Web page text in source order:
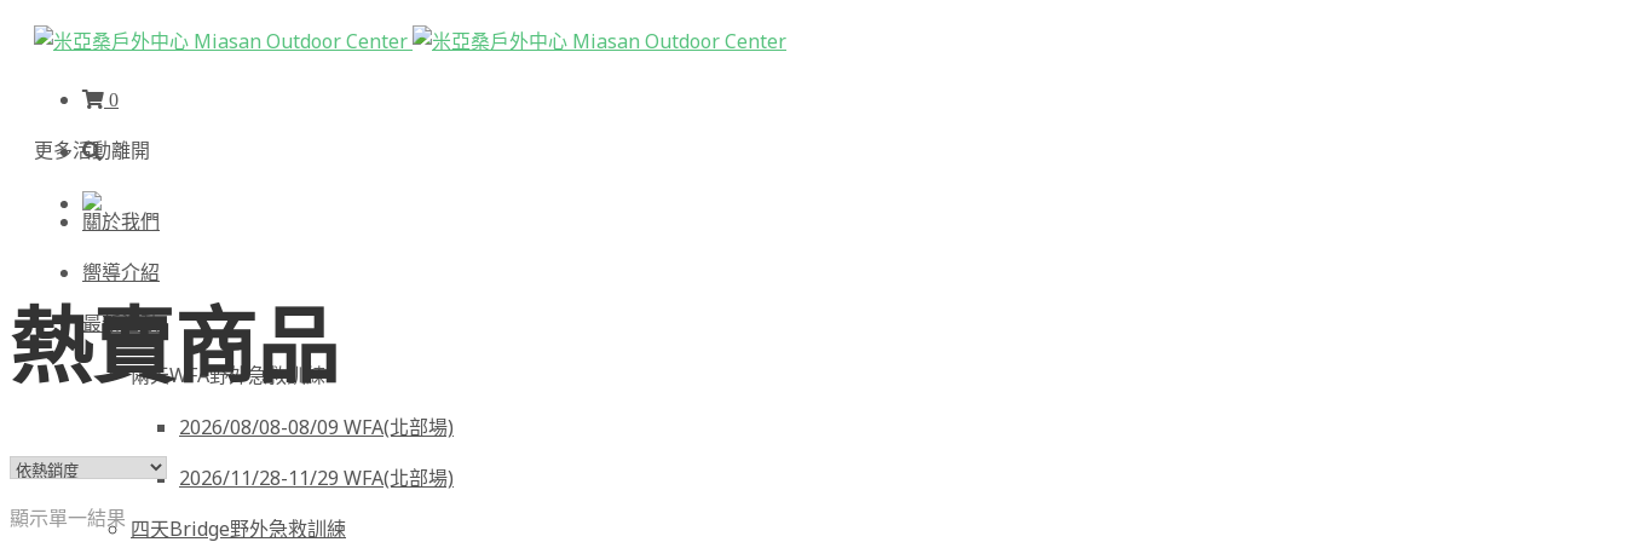
0
更多活動離開
關於我們
嚮導介紹
最新活動
兩天WFA野外急救訓練
2026/08/08-08/09 WFA(北部場)
2026/11/28-11/29 WFA(北部場)
四天Bridge野外急救訓練
熱賣商品
顯示單一結果